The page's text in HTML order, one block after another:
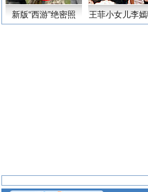
新版“西游”绝密照 王菲小女儿李